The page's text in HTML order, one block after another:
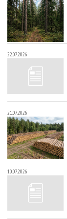
22.07.2026
21.07.2026
10.07.2026